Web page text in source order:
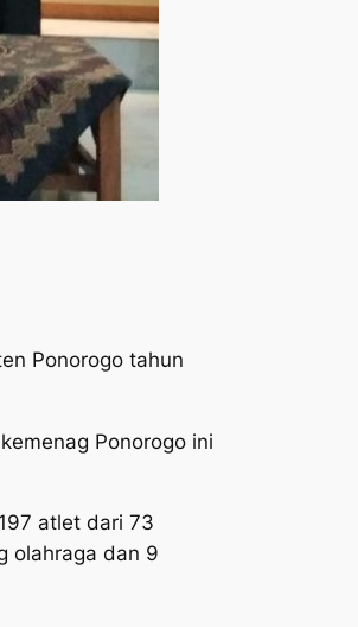
Ponorogo tahun
Ponorogo ini
atlet dari 73
olahraga dan 9